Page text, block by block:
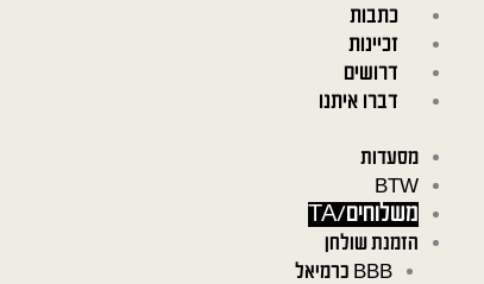
כתבות
זכיינות
דרושים
דברו איתנו
מסעדות
BTW
משלוחים/TA
הזמנת שולחן
BBB כרמיאל